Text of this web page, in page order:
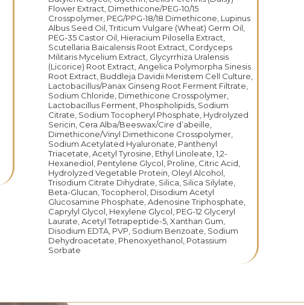
Flower Extract, Dimethicone/PEG-10/15
Crosspolymer, PEG/PPG-18/18 Dimethicone, Lupinus
Albus Seed Oil, Triticum Vulgare (Wheat) Germ Oil,
PEG-35 Castor Oil, Hieracium Pilosella Extract,
Scutellaria Baicalensis Root Extract, Cordyceps
Militaris Mycelium Extract, Glycyrrhiza Uralensis
(Licorice) Root Extract, Angelica Polymorpha Sinesis
Root Extract, Buddleja Davidii Meristem Cell Culture,
Lactobacillus/Panax Ginseng Root Ferment Filtrate,
Sodium Chloride, Dimethicone Crosspolymer,
Lactobacillus Ferment, Phospholipids, Sodium
Citrate, Sodium Tocopheryl Phosphate, Hydrolyzed
Sericin, Cera Alba/Beeswax/Cire d’abeille,
Dimethicone/Vinyl Dimethicone Crosspolymer,
Sodium Acetylated Hyaluronate, Panthenyl
Triacetate, Acetyl Tyrosine, Ethyl Linoleate, 1,2-
Hexanediol, Pentylene Glycol, Proline, Citric Acid,
Hydrolyzed Vegetable Protein, Oleyl Alcohol,
Trisodium Citrate Dihydrate, Silica, Silica Silylate,
Beta-Glucan, Tocopherol, Disodium Acetyl
Glucosamine Phosphate, Adenosine Triphosphate,
Caprylyl Glycol, Hexylene Glycol, PEG-12 Glyceryl
Laurate, Acetyl Tetrapeptide-5, Xanthan Gum,
Disodium EDTA, PVP, Sodium Benzoate, Sodium
Dehydroacetate, Phenoxyethanol, Potassium
Sorbate